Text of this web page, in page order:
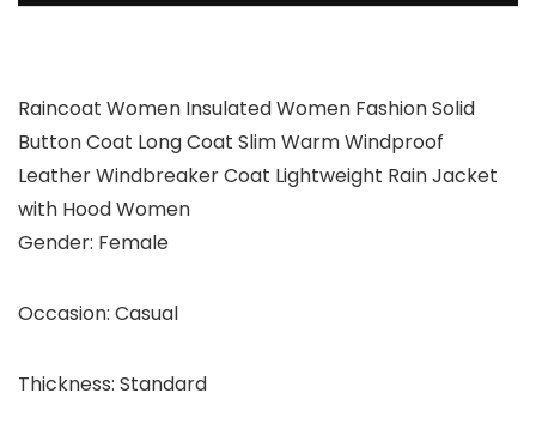
Raincoat Women Insulated Women Fashion Solid
Button Coat Long Coat Slim Warm Windproof
Leather Windbreaker Coat Lightweight Rain Jacket
with Hood Women
Gender: Female
Occasion: Casual
Thickness: Standard